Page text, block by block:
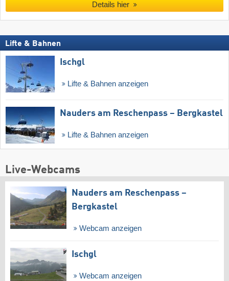
Details hier
Lifte & Bahnen
Ischgl
Lifte & Bahnen anzeigen
Nauders am Reschenpass – Bergkastel
Lifte & Bahnen anzeigen
Live-Webcams
Nauders am Reschenpass –
Bergkastel
Webcam anzeigen
Ischgl
Webcam anzeigen